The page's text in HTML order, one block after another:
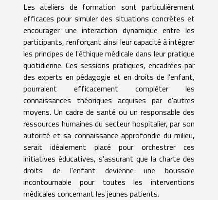
Les ateliers de formation sont particulièrement
efficaces pour simuler des situations concrètes et
encourager une interaction dynamique entre les
participants, renforçant ainsi leur capacité à intégrer
les principes de l'éthique médicale dans leur pratique
quotidienne. Ces sessions pratiques, encadrées par
des experts en pédagogie et en droits de l'enfant,
pourraient efficacement compléter les
connaissances théoriques acquises par d'autres
moyens. Un cadre de santé ou un responsable des
ressources humaines du secteur hospitalier, par son
autorité et sa connaissance approfondie du milieu,
serait idéalement placé pour orchestrer ces
initiatives éducatives, s'assurant que la charte des
droits de l'enfant devienne une boussole
incontournable pour toutes les interventions
médicales concernant les jeunes patients.